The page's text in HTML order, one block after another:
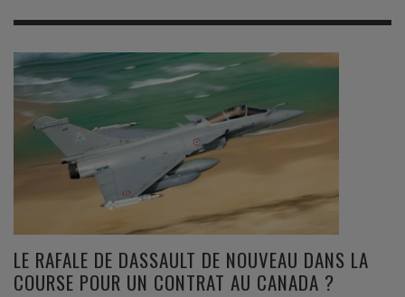
LE RAFALE DE DASSAULT DE NOUVEAU DANS LA
COURSE POUR UN CONTRAT AU CANADA ?